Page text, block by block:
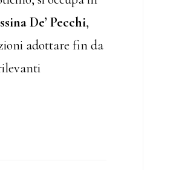
De’ Pecchi,
adottare fin da